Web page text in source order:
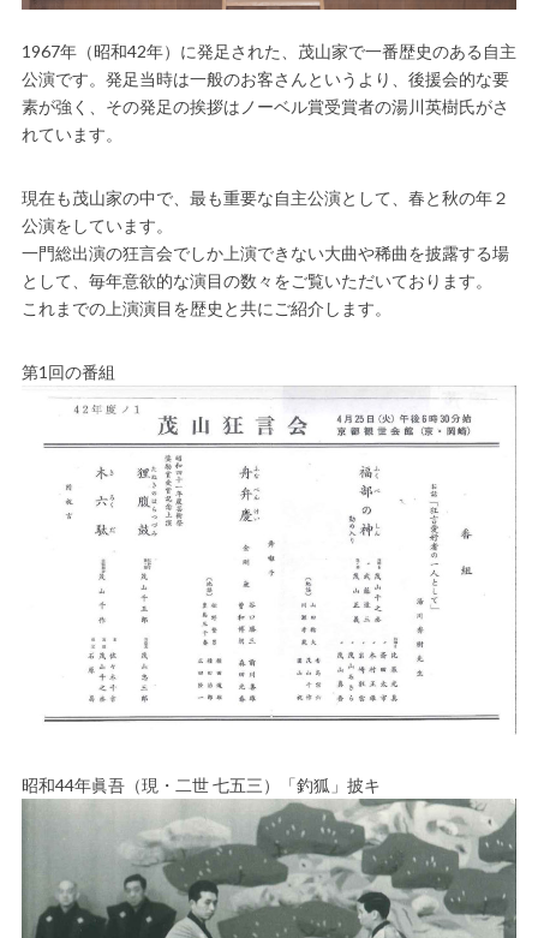
1967年（昭和42年）に発足された、茂山家で一番歴史のある自主
公演です。発足当時は一般のお客さんというより、後援会的な要
素が強く、その発足の挨拶はノーベル賞受賞者の湯川英樹氏がさ
れています。
現在も茂山家の中で、最も重要な自主公演として、春と秋の年２
公演をしています。
一門総出演の狂言会でしか上演できない大曲や稀曲を披露する場
として、毎年意欲的な演目の数々をご覧いただいております。
これまでの上演演目を歴史と共にご紹介します。
第1回の番組
昭和44年眞吾（現・二世 七五三）「釣狐」披キ